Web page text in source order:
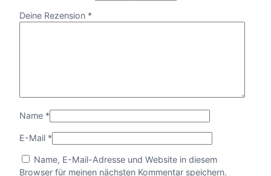
€
b
i
-
t
n
f
Deine Rezension *
Name *
E-Mail *
Name, E-Mail-Adresse und Website in diesem
Browser für meinen nächsten Kommentar speichern.